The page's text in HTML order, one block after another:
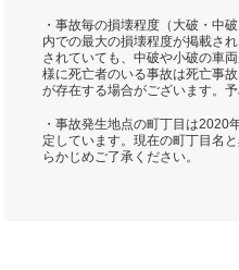
・事故毎の損壊程度（大破・中
内での最大の損壊程度が掲載さ
されていても、中破や小破の車
様に死亡者のいる事故は死亡事
が存在する場合がございます。予
・事故発生地点の町丁目は2020
定しています。現在の町丁目名
らかじめご了承ください。